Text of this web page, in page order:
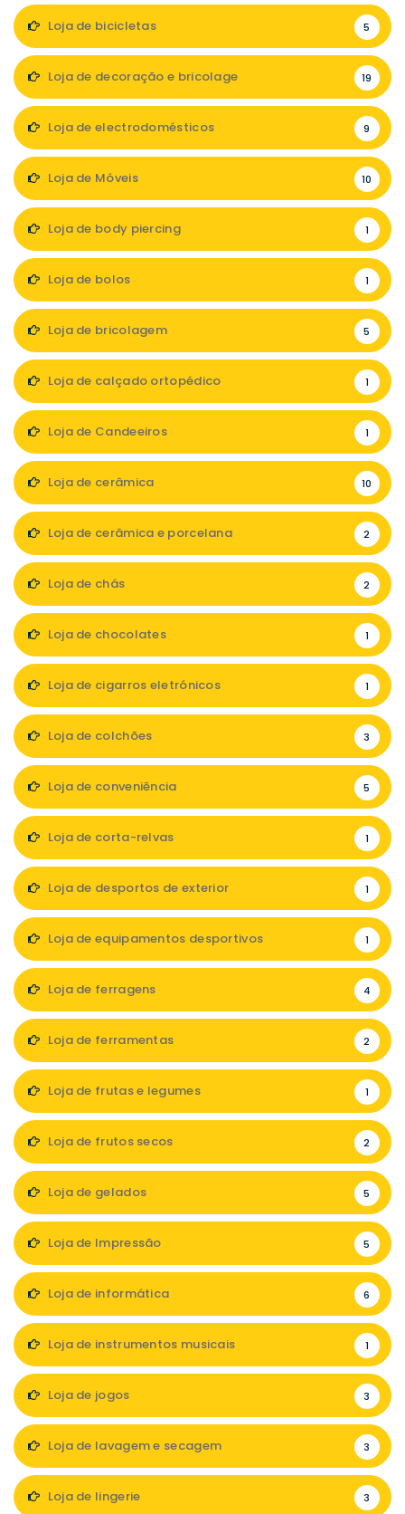
Loja de bicicletas 5
Loja de decoração e bricolage 19
Loja de electrodomésticos 9
Loja de Móveis 10
Loja de body piercing 1
Loja de bolos 1
Loja de bricolagem 5
Loja de calçado ortopédico 1
Loja de Candeeiros 1
Loja de cerâmica 10
Loja de cerâmica e porcelana 2
Loja de chás 2
Loja de chocolates 1
Loja de cigarros eletrónicos 1
Loja de colchões 3
Loja de conveniência 5
Loja de corta-relvas 1
Loja de desportos de exterior 1
Loja de equipamentos desportivos 1
Loja de ferragens 4
Loja de ferramentas 2
Loja de frutas e legumes 1
Loja de frutos secos 2
Loja de gelados 5
Loja de Impressão 5
Loja de informática 6
Loja de instrumentos musicais 1
Loja de jogos 3
Loja de lavagem e secagem 3
Loja de lingerie 3